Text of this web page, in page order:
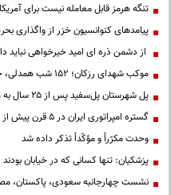
تنگه هرمز قابل معامله نیست برای
پیامدهای کنوانسیون خزر از واگذاری
از دشمن ذره ای امید خیرخواهی نباید
موکب شهدای رزکان؛ ۱۵۲ شب همدلی، خدمت و میزبانی از مردم ولایت‌مدار شهریار
پل شهرستان پل‌سفید پس از ۲۵ سال به مرحله بهره‌برداری رسید
گستره امپراتوری ایران در ۵ قرن پیش از میلاد؛ تصویری از ایران ۲۵ قرن پیش
وحدت مکرّراً و مؤکّداً تذکر داده شد
پزشکیان: تنها کسانی که در خیابان
نشست چهارجانبه سعودی، پاکستان،